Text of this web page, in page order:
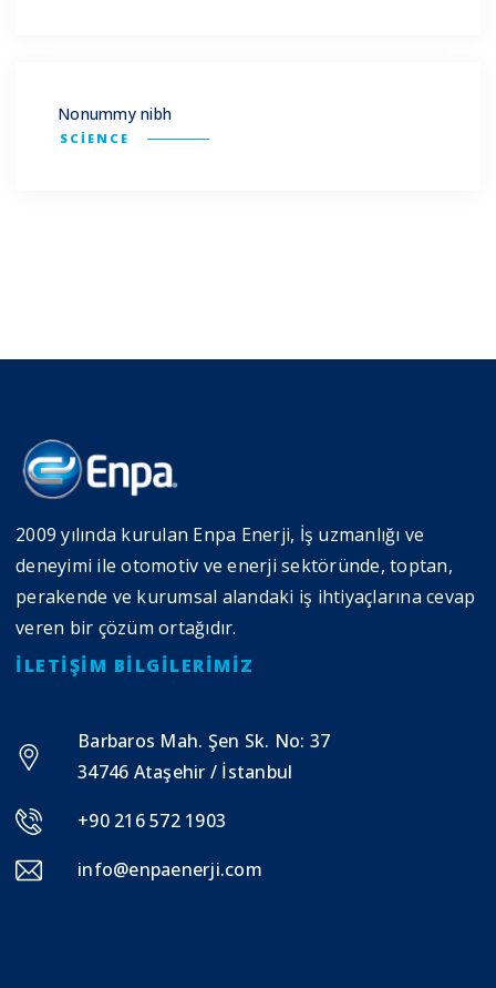
Nonummy nibh
SCIENCE
2009 yılında kurulan Enpa Enerji, İş uzmanlığı ve
deneyimi ile otomotiv ve enerji sektöründe, toptan,
perakende ve kurumsal alandaki iş ihtiyaçlarına cevap
veren bir çözüm ortağıdır.
İLETIŞIM BILGILERIMIZ
Barbaros Mah. Şen Sk. No: 37
34746 Ataşehir / İstanbul
+90 216 572 1903
info@enpaenerji.com